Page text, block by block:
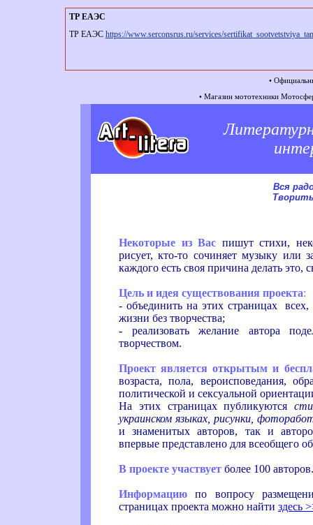
ТР ЕАЭС
ТР ЕАЭС https://www.serconsrus.ru/services/
•
• Магазин мототехники
Вся
Некоторые из Вас пишут стихи,
рисует, кто-то сочиняет музыку или
каждого есть своя причина делать это,
Цель и идея существования проекта:
- объединить на этих страницах всех,
жизни без творчества;
- реализовать желание автора
творчеством.
Проект является открытым и
возраста, пола, вероисповедания,
политической и сексуальной
На этих страницах публикуются
украинском языках, рисунки,
и знаменитых авторов, так и
впервые представлено для всеобщего
В проекте участвует более 100 авторов.
Информацию по вопросу
страницах проекта можно найти здесь